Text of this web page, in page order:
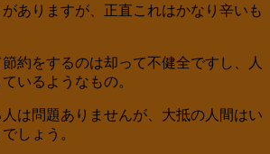
ありますが、正直これはかなり辛いも
約をするのは却って不健全ですし、人
いるようなもの。
は問題ありませんが、大抵の人間はい
しょう。